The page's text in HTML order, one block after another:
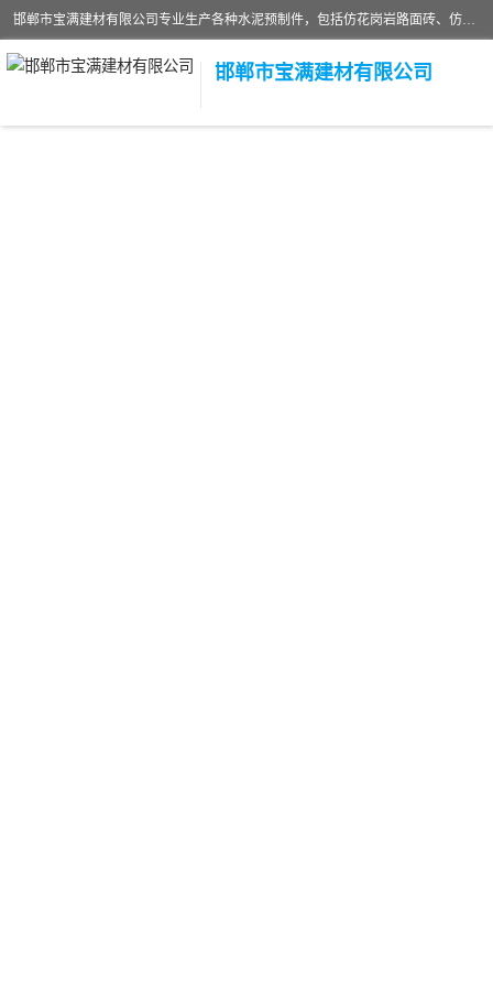
邯郸市宝满建材有限公司专业生产各种水泥预制件，包括仿花岗岩路面砖、仿花岗岩人行道砖、仿花岗岩路侧石、烧结砖、植草砖、码头砖连锁块、仿花岗岩路侧石、沙井盖、水泥盖板等各种水泥制品
邯郸市宝满建材有限公司